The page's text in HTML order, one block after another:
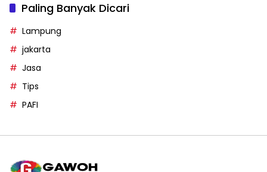
Paling Banyak Dicari
Lampung
jakarta
Jasa
Tips
PAFI